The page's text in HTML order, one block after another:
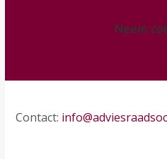
Neem
Contact: